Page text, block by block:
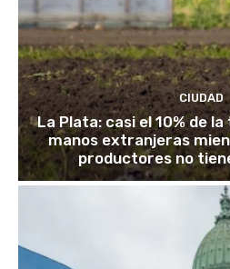
CIUDAD
La Plata: casi el 10% de
manos extranjeras
productores no